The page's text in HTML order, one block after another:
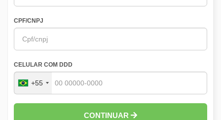
CPF/CNPJ
CELULAR COM DDD
+55
CONTINUAR